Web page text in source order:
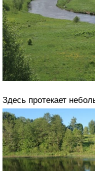
Здесь протекает